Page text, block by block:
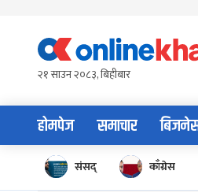
content२१ साउन २०८३, बिहीबार
होमपेज समाचार
संसद् काँग्रेस